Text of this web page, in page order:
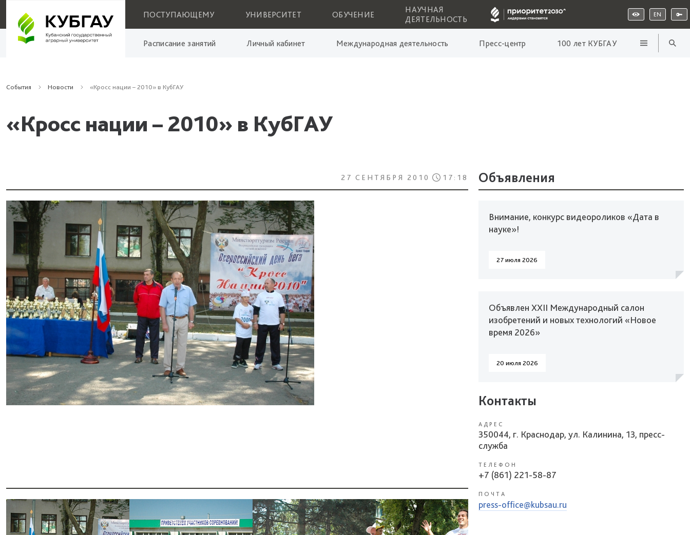
ПОСТУПАЮЩЕМУ УНИВЕРСИТЕТ ОБУЧЕНИЕ
НАУЧНАЯ
ДЕЯТЕЛЬНОСТЬ
EN
Расписание занятий Личный кабинет Международная деятельность Пресс-центр 100 лет КУБГАУ
События Новости «Кросс нации – 2010» в КубГАУ
«Кросс нации – 2010» в КубГАУ
27 СЕНТЯБРЯ 2010 17:18 Объявления
Внимание, конкурс видеороликов «Дата в
науке»!
27 июля 2026
Объявлен XXII Международный салон
изобретений и новых технологий «Новое
время 2026»
20 июля 2026
Контакты
АДРЕС
350044, г. Краснодар, ул. Калинина, 13, пресс-
служба
ТЕЛЕФОН
+7 (861) 221-58-87
ПОЧТА
press-office@kubsau.ru